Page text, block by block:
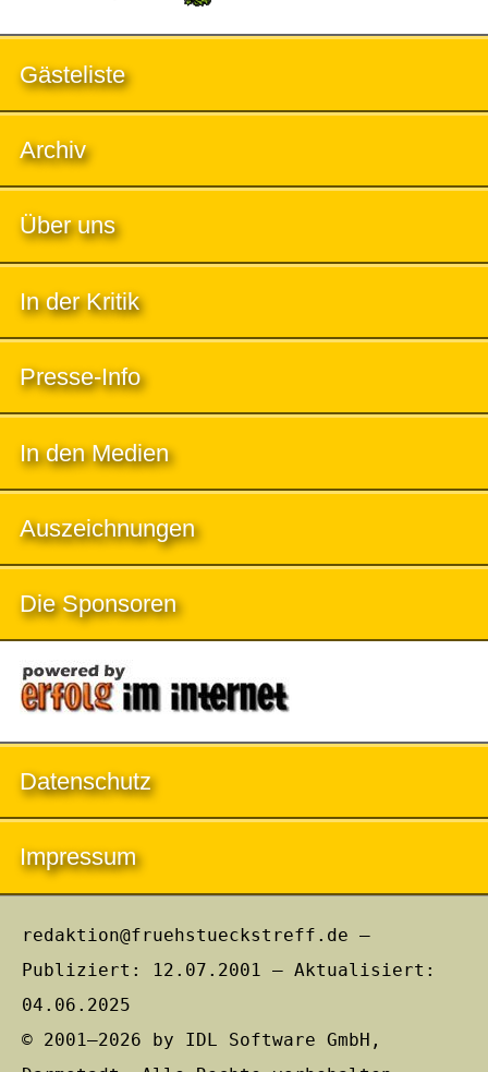
Gästeliste
Archiv
Über uns
In der Kritik
Presse-Info
In den Medien
Auszeichnungen
Die Sponsoren
Datenschutz
Impressum
redaktion@fruehstueckstreff.de –
Publiziert: 12.07.2001 – Aktualisiert:
04.06.2025
© 2001–2026 by IDL Software GmbH,